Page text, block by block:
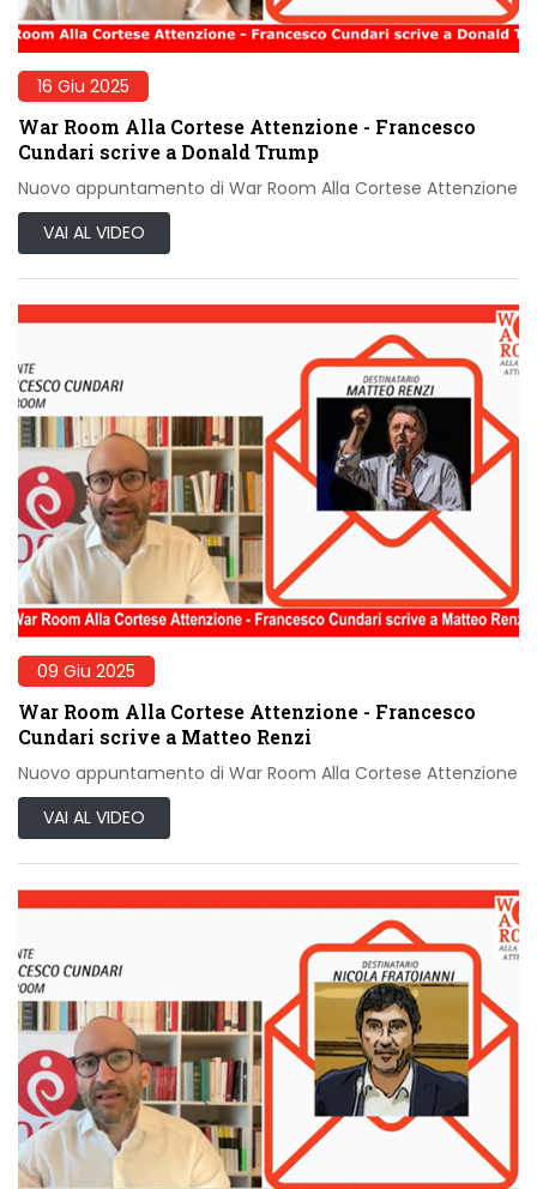
16 Giu 2025
War Room Alla Cortese Attenzione - Francesco
Cundari scrive a Donald Trump
Nuovo appuntamento di War Room Alla Cortese Attenzione
VAI AL VIDEO
09 Giu 2025
War Room Alla Cortese Attenzione - Francesco
Cundari scrive a Matteo Renzi
Nuovo appuntamento di War Room Alla Cortese Attenzione
VAI AL VIDEO